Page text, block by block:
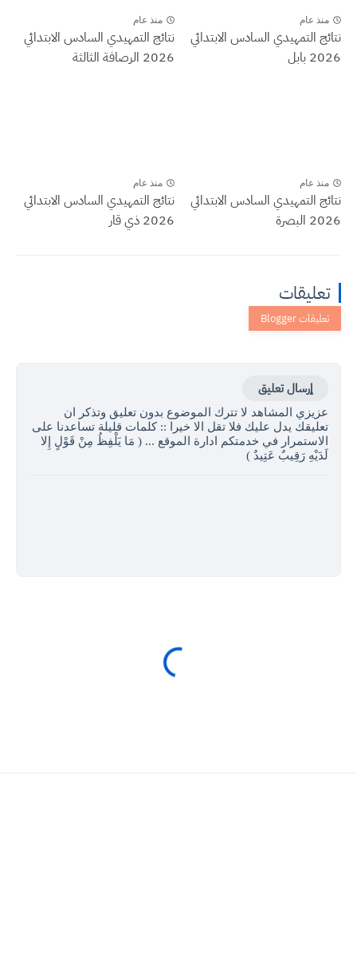
منذ عام
نتائج التمهيدي السادس الابتدائي
2026 بابل
منذ عام
نتائج التمهيدي السادس الابتدائي
2026 الرصافة الثالثة
منذ عام
نتائج التمهيدي السادس الابتدائي
2026 البصرة
منذ عام
نتائج التمهيدي السادس الابتدائي
2026 ذي قار
تعليقات
إرسال تعليق
عزيزي المشاهد لا تترك الموضوع بدون تعليق وتذكر ان
تعليقك يدل عليك فلا تقل الا خيرا :: كلمات قليلة تساعدنا على
الاستمرار في خدمتكم ادارة الموقع ... ( مَا يَلْفِظُ مِنْ قَوْلٍ إِلا
لَدَيْهِ رَقِيبٌ عَتِيدٌ )